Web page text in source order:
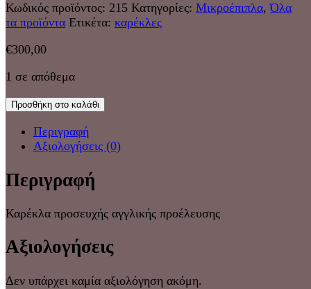
Κωδικός προϊόντος: 215 Κατηγορίες: Μικροέπιπλα,Όλα
τα προϊόντα Ετικέτα: καρέκλες
€300,00
1 σε απόθεμα
Προσθήκη στο καλάθι
Περιγραφή
Αξιολογήσεις (0)
Περιγραφή
Καρέκλα προσευχής αγγλικής προέλευσης
Αξιολογήσεις
Δεν υπάρχει καμία αξιολόγηση ακόμη.